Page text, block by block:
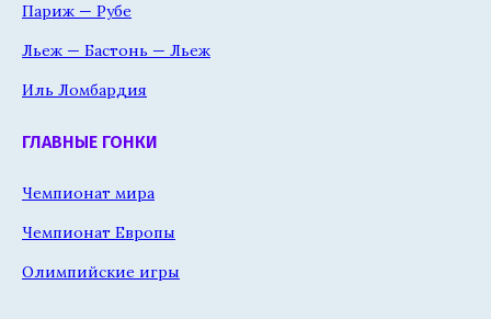
Париж — Рубе
Льеж — Бастонь — Льеж
Иль Ломбардия
ГЛАВНЫЕ ГОНКИ
Чемпионат мира
Чемпионат Европы
Олимпийские игры